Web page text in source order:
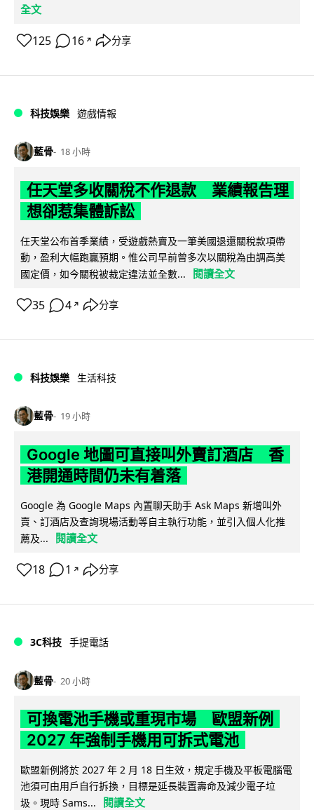
全文
125 16 ↗ 分享
科技娛樂 遊戲情報
藍骨 18 小時
任天堂多收關稅不作退款 業績報告理
想卻惹集體訴訟
任天堂公布首季業績，受遊戲熱賣及一筆美國退還關稅款項帶
動，盈利大幅跑贏預期。惟公司早前曾多次以關稅為由調高美
國定價，如今關稅被裁定違法並全數...
閱讀全文
35 4 ↗ 分享
科技娛樂 生活科技
藍骨 19 小時
Google 地圖可直接叫外賣訂酒店 香
港開通時間仍未有着落
Google 為 Google Maps 內置聊天助手 Ask Maps 新增叫外
賣、訂酒店及查詢現場活動等自主執行功能，並引入個人化推
薦及...
閱讀全文
18 1 ↗ 分享
3C科技 手提電話
藍骨 20 小時
可換電池手機或重現市場 歐盟新例
2027 年強制手機用可拆式電池
歐盟新例將於 2027 年 2 月 18 日生效，規定手機及平板電腦電
池須可由用戶自行拆換，目標是延長裝置壽命及減少電子垃
圾。現時 Sams...
閱讀全文